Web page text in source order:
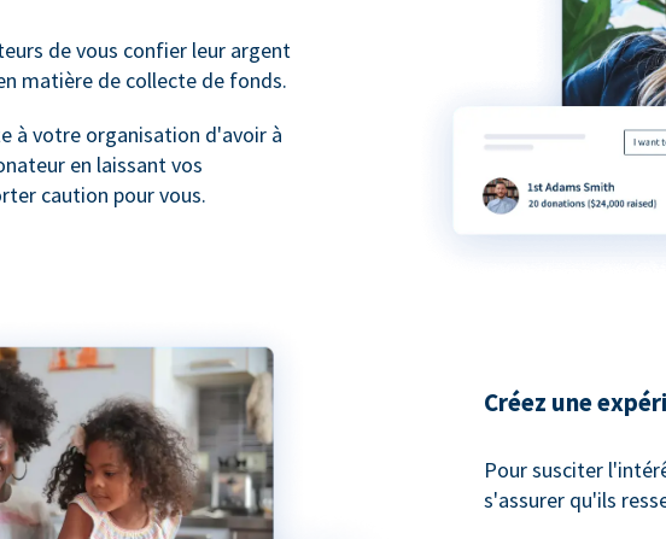
de vous confier leur argent
matière de collecte de fonds.
à votre organisation d'avoir à
en laissant vos
caution pour vous.
Créez une
Pour susciter
s'assurer qu'ils